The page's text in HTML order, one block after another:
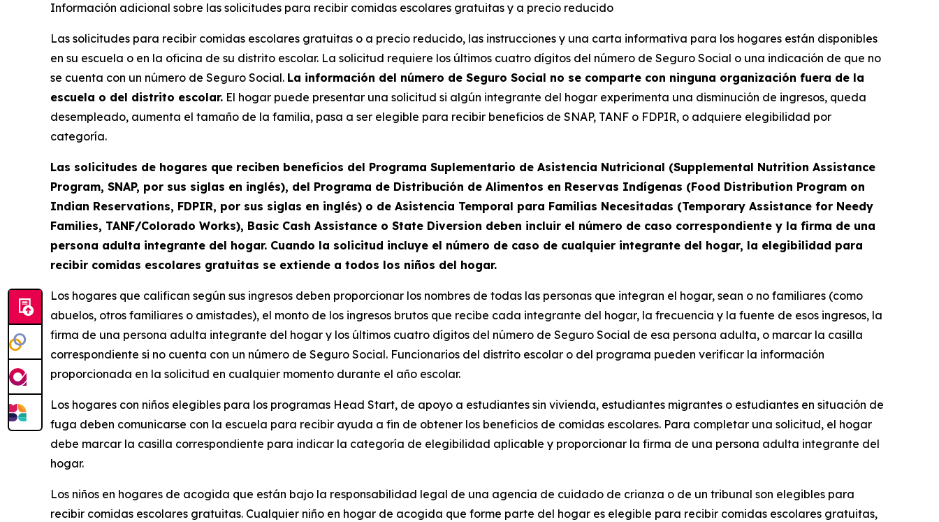
Información adicional sobre las solicitudes para recibir comidas escolares gratuitas y a precio reducido
Las solicitudes para recibir comidas escolares gratuitas o a precio reducido, las instrucciones y una carta informativa para los hogares están disponibles
en su escuela o en la oficina de su distrito escolar. La solicitud requiere los últimos cuatro dígitos del número de Seguro Social o una indicación de que no
se cuenta con un número de Seguro Social. La información del número de Seguro Social no se comparte con ninguna organización fuera de la
escuela o del distrito escolar. El hogar puede presentar una solicitud si algún integrante del hogar experimenta una disminución de ingresos, queda
desempleado, aumenta el tamaño de la familia, pasa a ser elegible para recibir beneficios de SNAP, TANF o FDPIR, o adquiere elegibilidad por
categoría.
Las solicitudes de hogares que reciben beneficios del Programa Suplementario de Asistencia Nutricional (Supplemental Nutrition Assistance
Program, SNAP, por sus siglas en inglés), del Programa de Distribución de Alimentos en Reservas Indígenas (Food Distribution Program on
Indian Reservations, FDPIR, por sus siglas en inglés) o de Asistencia Temporal para Familias Necesitadas (Temporary Assistance for Needy
Families, TANF/Colorado Works), Basic Cash Assistance o State Diversion deben incluir el número de caso correspondiente y la firma de una
persona adulta integrante del hogar. Cuando la solicitud incluye el número de caso de cualquier integrante del hogar, la elegibilidad para
recibir comidas escolares gratuitas se extiende a todos los niños del hogar.
Los hogares que califican según sus ingresos deben proporcionar los nombres de todas las personas que integran el hogar, sean o no familiares (como
abuelos, otros familiares o amistades), el monto de los ingresos brutos que recibe cada integrante del hogar, la frecuencia y la fuente de esos ingresos, la
firma de una persona adulta integrante del hogar y los últimos cuatro dígitos del número de Seguro Social de esa persona adulta, o marcar la casilla
correspondiente si no cuenta con un número de Seguro Social. Funcionarios del distrito escolar o del programa pueden verificar la información
proporcionada en la solicitud en cualquier momento durante el año escolar.
Los hogares con niños elegibles para los programas Head Start, de apoyo a estudiantes sin vivienda, estudiantes migrantes o estudiantes en situación de
fuga deben comunicarse con la escuela para recibir ayuda a fin de obtener los beneficios de comidas escolares. Para completar una solicitud, el hogar
debe marcar la casilla correspondiente para indicar la categoría de elegibilidad aplicable y proporcionar la firma de una persona adulta integrante del
hogar.
Los niños en hogares de acogida que están bajo la responsabilidad legal de una agencia de cuidado de crianza o de un tribunal son elegibles para
recibir comidas escolares gratuitas. Cualquier niño en hogar de acogida que forme parte del hogar es elegible para recibir comidas escolares gratuitas,